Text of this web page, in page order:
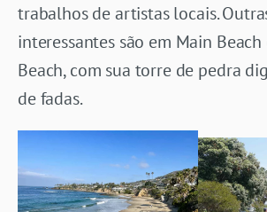
trabalhos de artistas locais.
interessantes são em Main
Beach, com sua torre de pedra
de fadas.